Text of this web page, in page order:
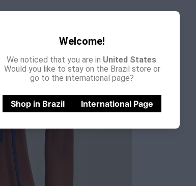
Welcome!
We noticed that you are in United States.
Would you like to stay on the Brazil store or
go to the international page?
Shop in Brazil International Page
COLEÇÃO